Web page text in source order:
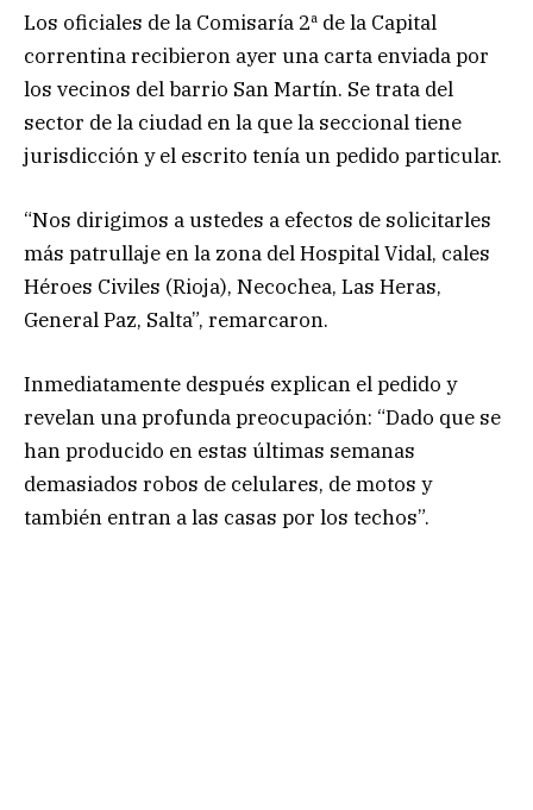
Los oficiales de la Comisaría 2ª de la Capital
correntina recibieron ayer una carta enviada por
los vecinos del barrio San Martín. Se trata del
sector de la ciudad en la que la seccional tiene
jurisdicción y el escrito tenía un pedido particular.
“Nos dirigimos a ustedes a efectos de solicitarles
más patrullaje en la zona del Hospital Vidal, cales
Héroes Civiles (Rioja), Necochea, Las Heras,
General Paz, Salta”, remarcaron.
Inmediatamente después explican el pedido y
revelan una profunda preocupación: “Dado que se
han producido en estas últimas semanas
demasiados robos de celulares, de motos y
también entran a las casas por los techos”.